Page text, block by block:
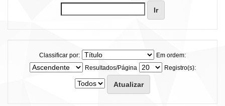
Classificar por:
Em ordem:
Resultados/Página
Registro(s):